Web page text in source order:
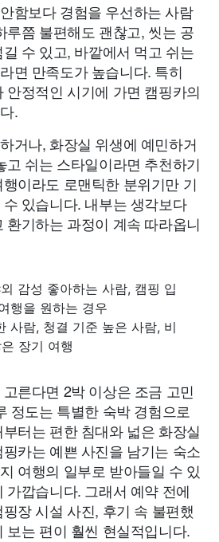
함보다 경험을 우선하는 사람
루쯤 불편해도 괜찮고, 씻는 공
수 있고, 바깥에서 먹고 쉬는
면 만족도가 높습니다. 특히
안정적인 시기에 가면 캠핑카의
.
거나, 화장실 위생에 예민하거
고 쉬는 스타일이라면 추천하기
이라도 로맨틱한 분위기만 기
있습니다. 내부는 생각보다
환기하는 과정이 계속 따라옵니
감성 좋아하는 사람, 캠핑 입
행을 원하는 경우
사람, 청결 기준 높은 사람, 비
장기 여행
른다면 2박 이상은 조금 고민
정도는 특별한 숙박 경험으로
터는 편한 침대와 넓은 화장실
카는 예쁜 사진을 남기는 숙소
여행의 일부로 받아들일 수 있
가깝습니다. 그래서 예약 전에
장 시설 사진, 후기 속 불편했
보는 편이 훨씬 현실적입니다.